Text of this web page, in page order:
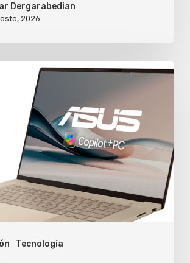
Dergarabedian
2026
Tecnología